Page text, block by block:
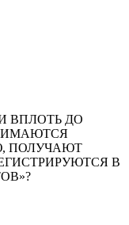
ВПЛОТЬ ДО
ПОЛУЧАЮТ
В